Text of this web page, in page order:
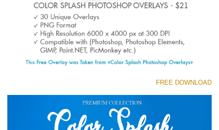
Entire Collection
تنزيل مجاني
FREE DOWNLOAD